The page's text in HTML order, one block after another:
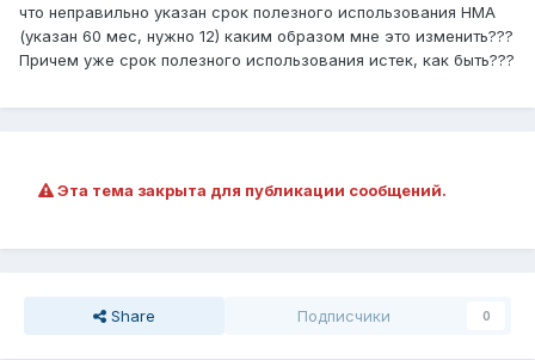
что неправильно указан срок полезного использования НМА
(указан 60 мес, нужно 12) каким образом мне это изменить???
Причем уже срок полезного использования истек, как быть???
Эта тема закрыта для публикации сообщений.
Share Подписчики 0